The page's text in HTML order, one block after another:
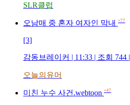
SLR클럽
오남매 중 혼자 여자인 막내 +77
[3]
감동브레이커 | 11:33 | 조회 744 |
오늘의유머
미친 누수 사건.webtoon +47